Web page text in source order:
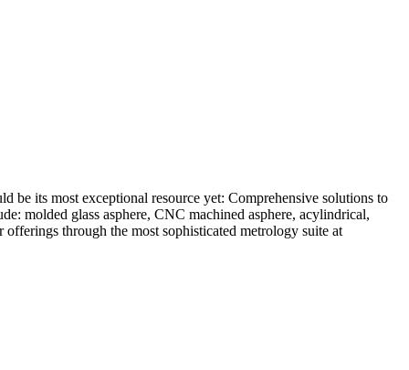
its most exceptional resource yet: Comprehensive solutions to
molded glass asphere, CNC machined asphere, acylindrical,
through the most sophisticated metrology suite at